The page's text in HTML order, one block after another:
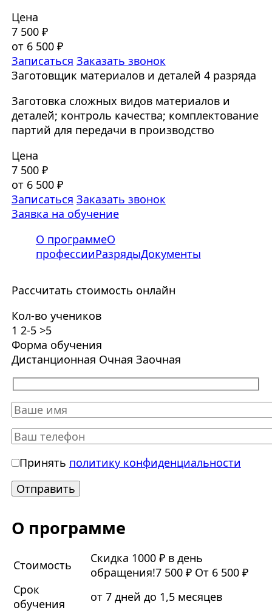
Цена
7 500 ₽
от 6 500 ₽
Записаться Заказать звонок
Заготовщик материалов и деталей 4 разряда
Заготовка сложных видов материалов и
деталей; контроль качества; комплектование
партий для передачи в производство
Цена
7 500 ₽
от 6 500 ₽
Записаться Заказать звонок
Заявка на обучение
О программеО
профессииРазрядыДокументы
Рассчитать стоимость онлайн
Кол-во учеников
1 2-5 >5
Форма обучения
Дистанционная Очная Заочная
Принять политику конфиденциальности
О программе
Стоимость
Скидка 1000 ₽ в день
обращения!7 500 ₽ От 6 500 ₽
Срок
обучения
от 7 дней до 1,5 месяцев